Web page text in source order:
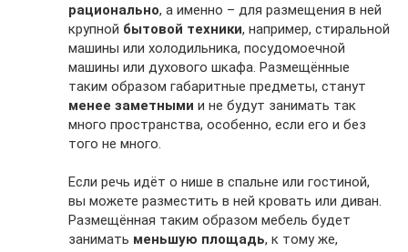
рационально, а именно – для размещения в ней
крупной бытовой техники, например, стиральной
машины или холодильника, посудомоечной
машины или духового шкафа. Размещённые
таким образом габаритные предметы, станут
менее заметными и не будут занимать так
много пространства, особенно, если его и без
того не много.
Если речь идёт о нише в спальне или гостиной,
вы можете разместить в ней кровать или диван.
Размещённая таким образом мебель будет
занимать меньшую площадь, к тому же,